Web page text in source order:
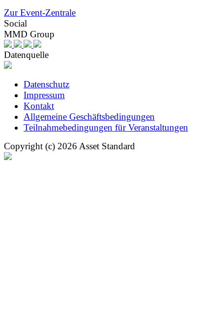
Zur Event-Zentrale
Social
MMD Group
Datenquelle
Datenschutz
Impressum
Kontakt
Allgemeine Geschäftsbedingungen
Teilnahmebedingungen für Veranstaltungen
Copyright (c) 2026 Asset Standard